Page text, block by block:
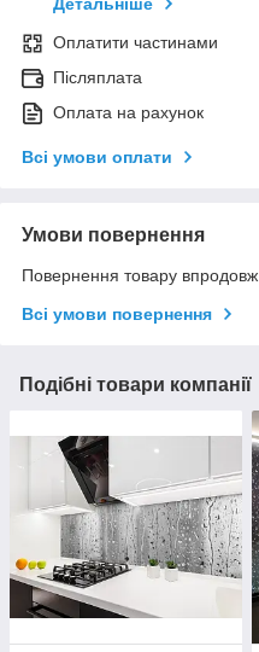
Детальніше
Оплатити частинами
Післяплата
Оплата на рахунок
Всі умови оплати
Умови повернення
Повернення товару
Всі умови повернення
Подібні товари компанії